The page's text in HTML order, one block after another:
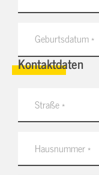
Kontaktdaten